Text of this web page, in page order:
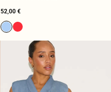
52,00 €